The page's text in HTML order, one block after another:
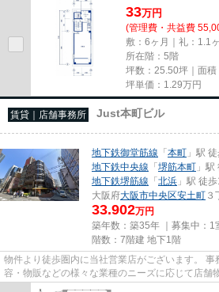
33万円
(管理費・共益費
敷：6ヶ月｜礼：1.1
所在階：5階
坪数：25.50坪｜面積
坪単価： 1.29万円
賃貸｜店舗事務所 Just本町ビル
地下鉄御堂筋線 「本町 」駅
地下鉄中央線 「堺筋本町 」駅
地下鉄堺筋線 「北浜 」駅 徒
大阪府大阪市中央区安土町 ３
33.902万円
築年数：築35年 ｜募集中： 1
階数：7階建 地下1階
物件より徒歩圏内に当社営業店がございます。
容・物販などの様々な業種のニーズに応じて店舗
尚、弊社ではおとり広告は一切...